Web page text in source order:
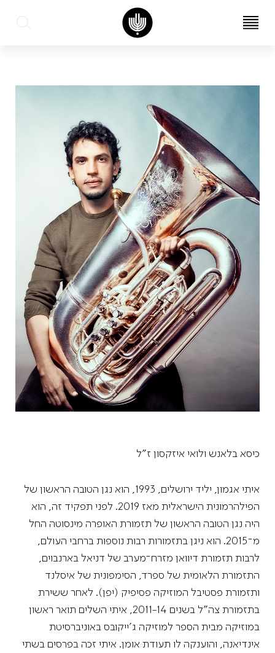
איתי אגמון, יליד ירושלים, 1993, הוא נגן הטובה הראשון של
הפילהרמונית הישראלית מאז 2019. לפני תפקיד זה, הוא
היה נגן הטובה הראשון של תזמורת האופרה מינסוטה החל
מ־2015. הוא ניגן בתזמורות רבות נוספות ברחבי העולם,
לרבות תזמורת דיוואן מזרח־מערב של דניאל בארנבוים,
התזמורת הלאומית של ספרד, הסימפונית של איסלנד
ותזמורת פסטיבל המוזיקה פסיפיק (יפן). לאחר ששירת
בתזמורת צה"ל בשנים 2011-14, איתי השלים תואר ראשון
במוזיקה מבית הספר למוזיקה ג'ייקובס באוניברסיטת
אינדיאנה, והוענקה לו תעודת אומן. איתי זכה בפרסים בשתי
כיסא בלאנש ולואי איזקסון ז"ל